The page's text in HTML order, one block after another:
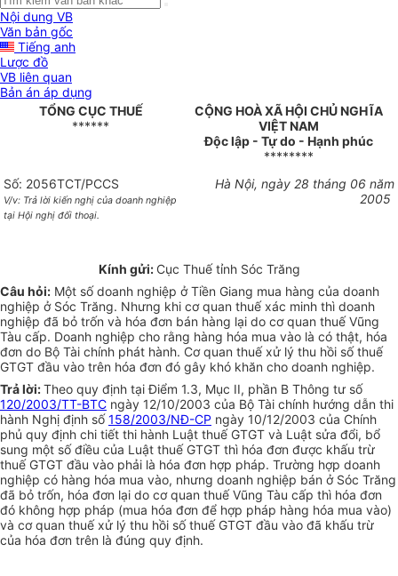
Nội dung VB
Văn bản gốc
Tiếng anh
Lược đồ
VB liên quan
Bản án áp dụng
TỔNG CỤC THUẾ
******
CỘNG HOÀ XÃ HỘI CHỦ NGHĨA
VIỆT NAM
Độc lập - Tự do - Hạnh phúc
********
Số: 2056TCT/PCCS
V/v: Trả lời kiến nghị của doanh nghiệp
tại Hội nghị đối thoại.
Hà Nội, ngày 28 tháng 06 năm
2005
Kính gửi: Cục Thuế tỉnh Sóc Trăng
Câu hỏi: Một số doanh nghiệp ở Tiền Giang mua hàng của doanh
nghiệp ở Sóc Trăng. Nhưng khi cơ quan thuế xác minh thì doanh
nghiệp đã bỏ trốn và hóa đơn bán hàng lại do cơ quan thuế Vũng
Tàu cấp. Doanh nghiệp cho rằng hàng hóa mua vào là có thật, hóa
đơn do Bộ Tài chính phát hành. Cơ quan thuế xử lý thu hồi số thuế
GTGT đầu vào trên hóa đơn đó gây khó khăn cho doanh nghiệp.
Trả lời:Theo quy định tại Điểm 1.3, Mục II, phần B Thông tư số
120/2003/TT-BTC ngày 12/10/2003 của Bộ Tài chính hướng dẫn thi
hành Nghị định số158/2003/NĐ-CP ngày 10/12/2003 của Chính
phủ quy định chi tiết thi hành Luật thuế GTGT và Luật sửa đổi, bổ
sung một số điều của Luật thuế GTGT thì hóa đơn được khấu trừ
thuế GTGT đầu vào phải là hóa đơn hợp pháp. Trường hợp doanh
nghiệp có hàng hóa mua vào, nhưng doanh nghiệp bán ở Sóc Trăng
đã bỏ trốn, hóa đơn lại do cơ quan thuế Vũng Tàu cấp thì hóa đơn
đó không hợp pháp (mua hóa đơn để hợp pháp hàng hóa mua vào)
và cơ quan thuế xử lý thu hồi số thuế GTGT đầu vào đã khấu trừ
của hóa đơn trên là đúng quy định.